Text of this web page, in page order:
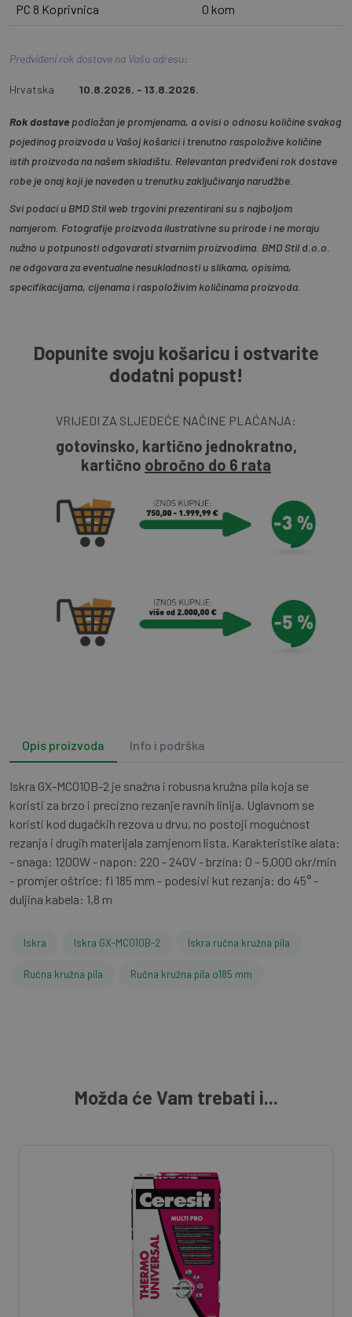
PC 8 Koprivnica 0 kom
Predviđeni rok dostave na Vašu adresu:
Hrvatska 10.8.2026. - 13.8.2026.
Rok dostave podložan je promjenama, a ovisi o odnosu količine svakog
pojedinog proizvoda u Vašoj košarici i trenutno raspoložive količine
istih proizvoda na našem skladištu. Relevantan predviđeni rok dostave
robe je onaj koji je naveden u trenutku zaključivanja narudžbe.
Svi podaci u BMD Stil web trgovini prezentirani su s najboljom
namjerom. Fotografije proizvoda ilustrativne su prirode i ne moraju
nužno u potpunosti odgovarati stvarnim proizvodima. BMD Stil d.o.o.
ne odgovara za eventualne nesukladnosti u slikama, opisima,
specifikacijama, cijenama i raspoloživim količinama proizvoda.
Dopunite svoju košaricu i ostvarite
dodatni popust!
VRIJEDI ZA SLJEDEĆE NAČINE PLAĆANJA:
gotovinsko, kartično jednokratno,
kartično obročno do 6 rata
Opis proizvoda Info i podrška
Iskra GX-MC010B-2 je snažna i robusna kružna pila koja se
koristi za brzo i precizno rezanje ravnih linija. Uglavnom se
koristi kod dugačkih rezova u drvu, no postoji mogućnost
rezanja i drugih materijala zamjenom lista. Karakteristike alata:
- snaga: 1200W - napon: 220 - 240V - brzina: 0 – 5.000 okr/min
- promjer oštrice: fi 185 mm - podesivi kut rezanja: do 45° -
duljina kabela: 1,8 m
Iskra Iskra GX-MC010B-2 Iskra ručna kružna pila
Ručna kružna pila Ručna kružna pila o185 mm
Možda će Vam trebati i...